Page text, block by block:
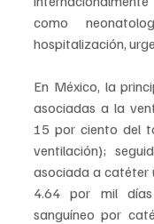
como
hospitalización,
En México, la
asociadas a la
15 por ciento del
ventilación);
asociada a catéter
4.64 por mil
sanguíneo por